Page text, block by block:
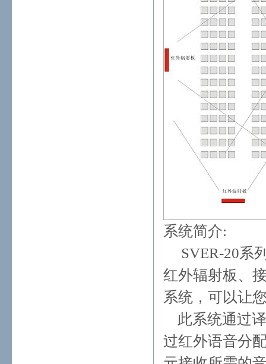
系统简介:
SVER-20系
红外辐射板、
系统，可以让
此系统通过
过红外语音分